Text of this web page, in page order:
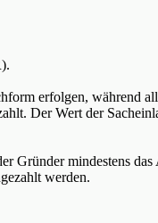
erfolgen, während
Der Wert der
mindestens
werden.